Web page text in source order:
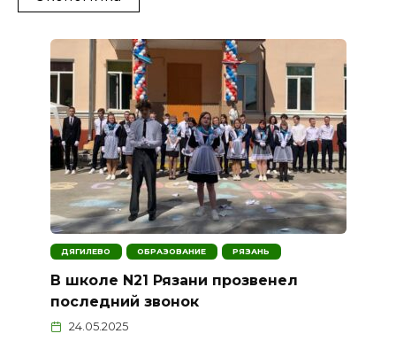
ДЯГИЛЕВО ОБРАЗОВАНИЕ РЯЗАНЬ
В школе N21 Рязани прозвенел
последний звонок
24.05.2025